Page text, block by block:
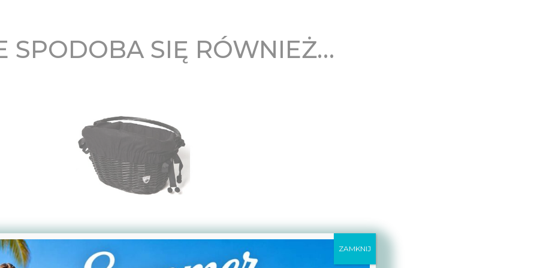
SPODOBA SIĘ RÓWNIEŻ…
Wkład do kosza Emma Black ZAMKNIJ